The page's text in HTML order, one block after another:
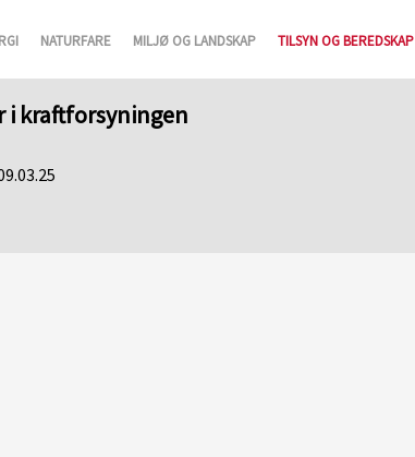
NATURFARE MILJØ OG LANDSKAP TILSYN OG BEREDSKAP
i kraftforsyningen